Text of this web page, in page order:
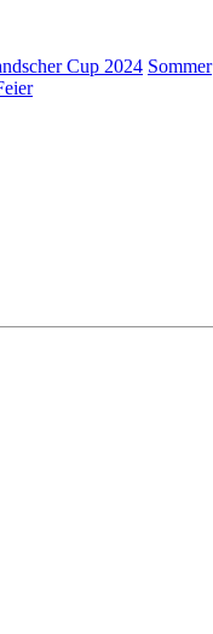
Cup 2024 Sommer